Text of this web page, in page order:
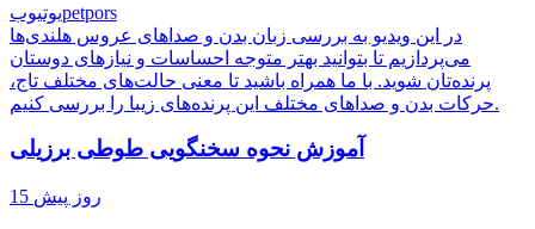
یوتیوبpetpors
در این ویدیو به بررسی زبان بدن و صداهای عروس هلندی‌ها
می‌پردازیم تا بتوانید بهتر متوجه احساسات و نیازهای دوستان
پرنده‌تان شوید. با ما همراه باشید تا معنی حالت‌های مختلف تاج،
حرکات بدن و صداهای مختلف این پرنده‌های زیبا را بررسی کنیم.
آموزش نحوه سخنگویی طوطی برزیلی
15 روز پیش